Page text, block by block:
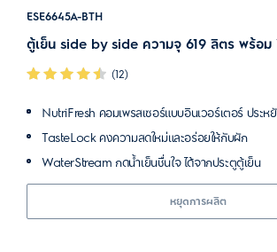
ESE6645A-BTH
ตู้เย็น side by side ความจุ 619 ลิตร พร้อ
(12)
NutriFresh คอมเพรสเซอร์แบบอินเวอร์เตอร์ ประ
TasteLock คงความสดใหม่และอร่อยให้กับผัก
WaterStream กดน้ำเย็นชื่นใจ ได้จากประตูตู้เย็น
หยุดการผลิต